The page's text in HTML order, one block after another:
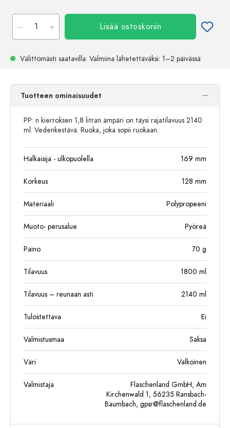
Lisää ostoskoriin
Välittömästi saatavilla. Valmiina lähetettäväksi: 1–2 päivässä
Tuotteen ominaisuudet
PP: n kierroksen 1,8 litran ämpäri on täysi rajatilavuus 2140
ml. Vedenkestävä. Ruoka, joka sopii ruokaan.
Halkaisija - ulkopuolella 169 mm
Korkeus 128 mm
Materiaali Polypropeeni
Muoto- perusalue Pyöreä
Paino 70 g
Tilavuus 1800 ml
Tilavuus – reunaan asti 2140 ml
Tulostettava Ei
Valmistusmaa Saksa
Väri Valkoinen
Valmistaja
Flaschenland GmbH, Am
Kirchenwald 1, 56235 Ransbach-
Baumbach, gpsr@flaschenland.de